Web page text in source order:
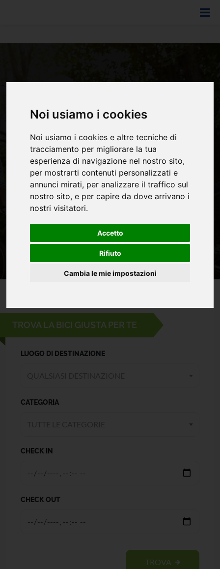
Noi usiamo i cookies
Noi usiamo i cookies e altre tecniche di
tracciamento per migliorare la tua
esperienza di navigazione nel nostro sito,
per mostrarti contenuti personalizzati e
annunci mirati, per analizzare il traffico sul
nostro sito, e per capire da dove arrivano i
nostri visitatori.
Accetto
Rifiuto
Cambia le mie impostazioni
PERFETTA PER TE
Tutto ciò che serve in pochi secondi!
TROVA LA BICI GIUSTA PER TE
LUOGO DI DESTINAZIONE
CATEGORIA
CHECK IN
CHECK OUT
TROVA